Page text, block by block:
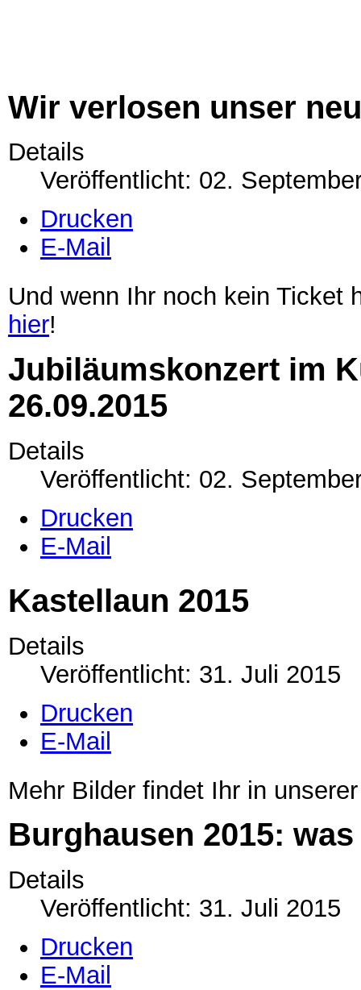
Wir verlosen unser
Details
Veröffentlicht: 02.
Drucken
E-Mail
Und wenn Ihr noch kein Ticket
hier!
Jubiläumskonzert im
26.09.2015
Details
Veröffentlicht: 02.
Drucken
E-Mail
Kastellaun 2015
Details
Veröffentlicht: 31. Juli 2015
Drucken
E-Mail
Mehr Bilder findet Ihr in
Burghausen 2015:
Details
Veröffentlicht: 31. Juli 2015
Drucken
E-Mail